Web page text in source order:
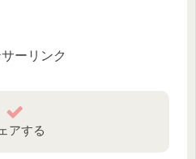
ーリンク
アする